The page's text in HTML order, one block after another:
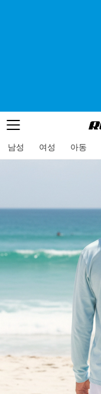
메뉴
남성 여성 아동